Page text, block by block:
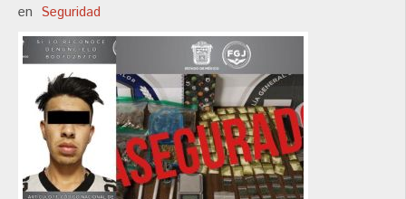
en Seguridad